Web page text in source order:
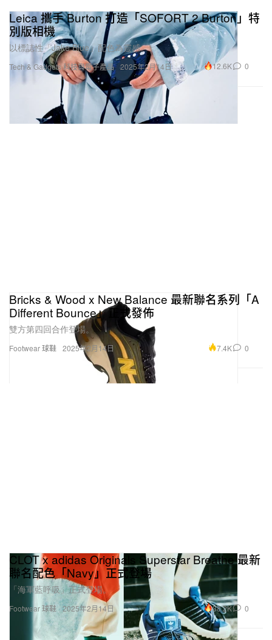
Tech & Gadgets 科技與電子產品
Leica 攜手 Burton 打造「SOFORT 2 Burton」特
別版相機
以標誌性「Jake Blue」配色為靈感。
2025年2月14日 12.6K 0
Footwear 球鞋
Different Bounce」正式發佈
雙方第四回合作登場。
2025年2月14日
Footwear 球鞋
聯名配色「Navy」正式登場
「海軍藍呼吸」正式登場。
2025年2月14日 38.2K